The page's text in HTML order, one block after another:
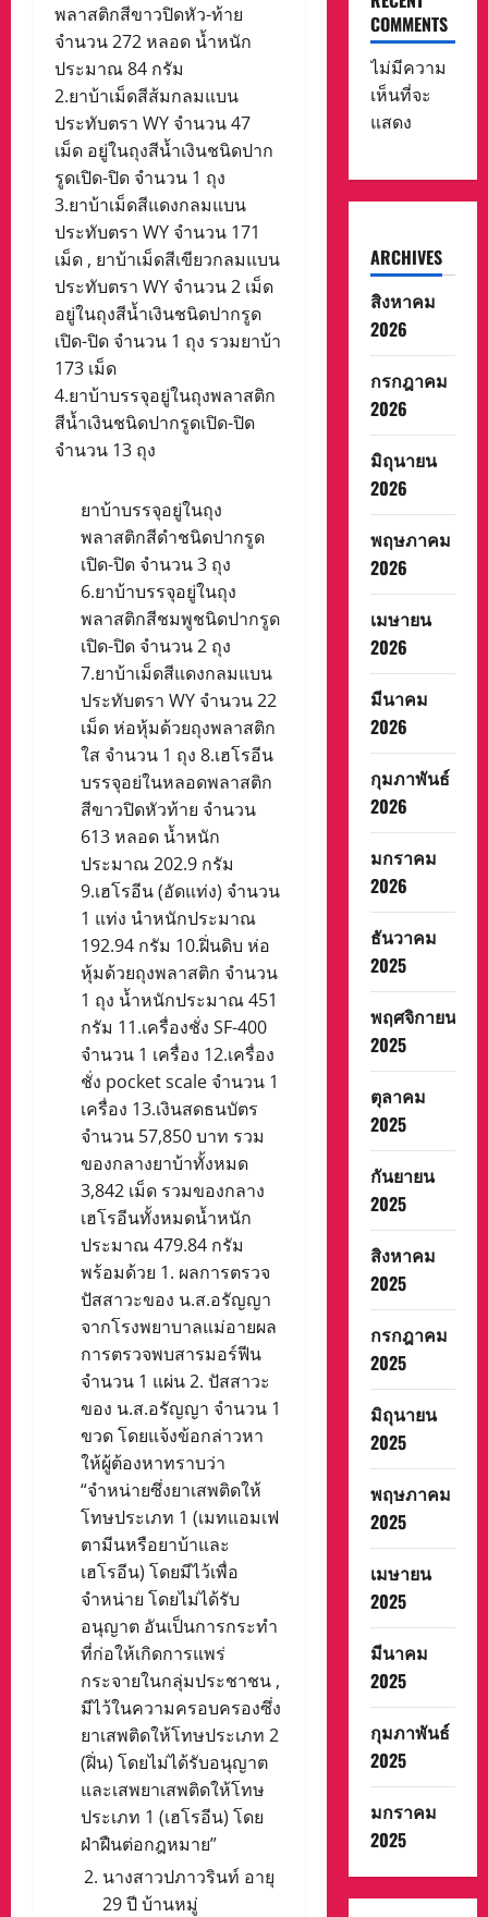
พลาสติกสีขาวปิดหัว-ท้าย
จำนวน 272 หลอด น้ำหนัก
ประมาณ 84 กรัม
2.ยาบ้าเม็ดสีส้มกลมแบน
ประทับตรา WY จำนวน 47
เม็ด อยู่ในถุงสีน้ำเงินชนิดปาก
รูดเปิด-ปิด จำนวน 1 ถุง
3.ยาบ้าเม็ดสีแดงกลมแบน
ประทับตรา WY จำนวน 171
เม็ด , ยาบ้าเม็ดสีเขียวกลมแบน
ประทับตรา WY จำนวน 2 เม็ด
อยู่ในถุงสีน้ำเงินชนิดปากรูด
เปิด-ปิด จำนวน 1 ถุง รวมยาบ้า
173 เม็ด
4.ยาบ้าบรรจุอยู่ในถุงพลาสติก
สีน้ำเงินชนิดปากรูดเปิด-ปิด
จำนวน 13 ถุง
ยาบ้าบรรจุอยู่ในถุง
พลาสติกสีดำชนิดปากรูด
เปิด-ปิด จำนวน 3 ถุง
6.ยาบ้าบรรจุอยู่ในถุง
พลาสติกสีชมพูชนิดปากรูด
เปิด-ปิด จำนวน 2 ถุง
7.ยาบ้าเม็ดสีแดงกลมแบน
ประทับตรา WY จำนวน 22
เม็ด ห่อหุ้มด้วยถุงพลาสติก
ใส จำนวน 1 ถุง 8.เฮโรอีน
บรรจุอย่ในหลอดพลาสติก
สีขาวปิดหัวท้าย จำนวน
613 หลอด น้ำหนัก
ประมาณ 202.9 กรัม
9.เฮโรอีน (อัดแท่ง) จำนวน
1 แท่ง นำหนักประมาณ
192.94 กรัม 10.ฝิ่นดิบ ห่อ
หุ้มด้วยถุงพลาสติก จำนวน
1 ถุง น้ำหนักประมาณ 451
กรัม 11.เครื่องชั่ง SF-400
จำนวน 1 เครื่อง 12.เครื่อง
ชั่ง pocket scale จำนวน 1
เครื่อง 13.เงินสดธนบัตร
จำนวน 57,850 บาท รวม
ของกลางยาบ้าทั้งหมด
3,842 เม็ด รวมของกลาง
เฮโรอีนทั้งหมดน้ำหนัก
ประมาณ 479.84 กรัม
พร้อมด้วย ​1. ผลการตรวจ
ปัสสาวะของ น.ส.อรัญญา
จากโรงพยาบาลแม่อายผล
การตรวจพบสารมอร์ฟีน
จำนวน 1 แผ่น ​2. ปัสสาวะ
ของ น.ส.อรัญญา จำนวน 1
ขวด โดยแจ้งข้อกล่าวหา
ให้ผู้ต้องหาทราบว่า
“จำหน่ายซึ่งยาเสพติดให้
โทษประเภท 1 (เมทแอมเฟ
ตามีนหรือยาบ้าและ
เฮโรอีน) โดยมีไว้เพื่อ
จำหน่าย โดยไม่ได้รับ
อนุญาต อันเป็นการกระทำ
ที่ก่อให้เกิดการแพร่
กระจายในกลุ่มประชาชน ,
มีไว้ในความครอบครองซึ่ง
ยาเสพติดให้โทษประเภท 2
(ฝิ่น) โดยไม่ได้รับอนุญาต
และเสพยาเสพติดให้โทษ
ประเภท 1 (เฮโรอีน) โดย
ฝ่าฝืนต่อกฎหมาย”
นางสาวปภาวรินท์ อายุ
29 ปี บ้านหมู่
COMMENTS
ไม่มีความ
เห็นที่จะ
แสดง
ARCHIVES
สิงหาคม
2026
กรกฎาคม
2026
มิถุนายน
2026
พฤษภาคม
2026
เมษายน
2026
มีนาคม
2026
กุมภาพันธ์
2026
มกราคม
2026
ธันวาคม
2025
พฤศจิกายน
2025
ตุลาคม
2025
กันยายน
2025
สิงหาคม
2025
กรกฎาคม
2025
มิถุนายน
2025
พฤษภาคม
2025
เมษายน
2025
มีนาคม
2025
กุมภาพันธ์
2025
มกราคม
2025